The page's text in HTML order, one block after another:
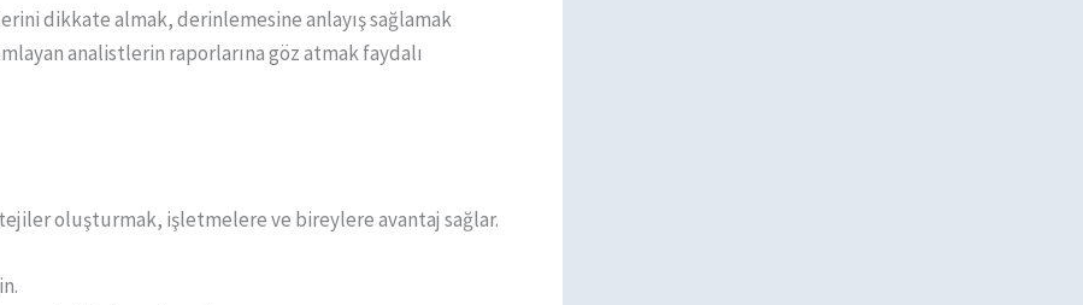
dikkate almak, derinlemesine anlayış sağlamak
analistlerin raporlarına göz atmak faydalı
oluşturmak, işletmelere ve bireylere avantaj sağlar.